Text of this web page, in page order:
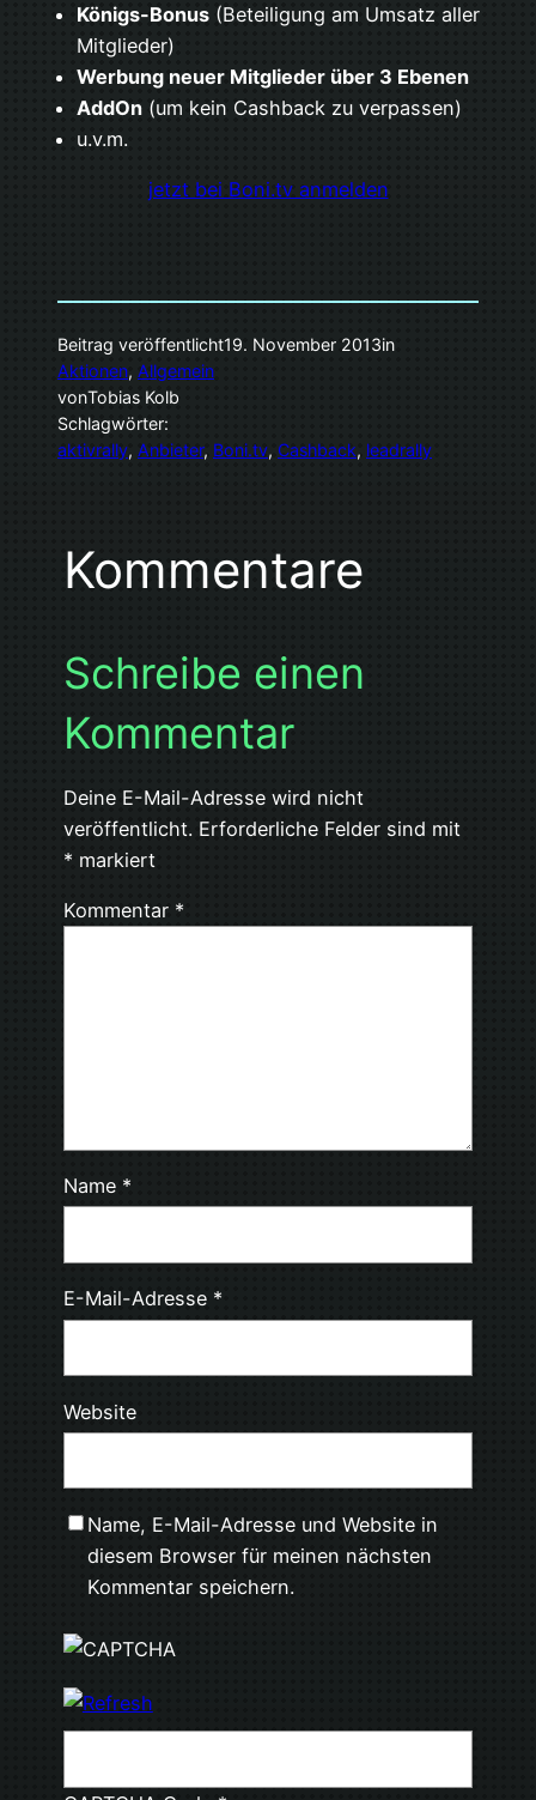
Königs-Bonus (Beteiligung am Umsatz aller
Mitglieder)
Werbung neuer Mitglieder über 3 Ebenen
AddOn (um kein Cashback zu verpassen)
u.v.m.
jetzt bei Boni.tv anmelden
Beitrag veröffentlicht19. November 2013in
Aktionen, Allgemein
vonTobias Kolb
Schlagwörter:
aktivrally, Anbieter, Boni.tv, Cashback, leadrally
Kommentare
Schreibe einen
Kommentar
Deine E-Mail-Adresse wird nicht
veröffentlicht. Erforderliche Felder sind mit
* markiert
Kommentar *
Name *
E-Mail-Adresse *
Website
Name, E-Mail-Adresse und Website in
diesem Browser für meinen nächsten
Kommentar speichern.